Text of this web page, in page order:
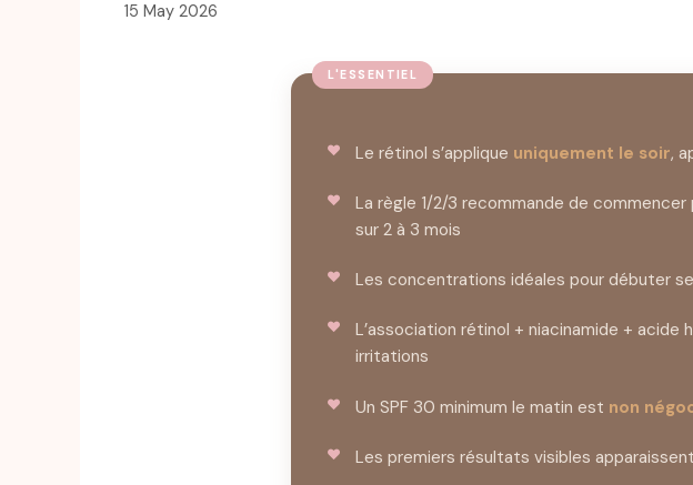
15 May 2026
Le rétinol s’applique uniquement le soir,
La règle 1/2/3 recommande de commencer
sur 2 à 3 mois
Les concentrations idéales pour débuter
L’association rétinol + niacinamide + acide
irritations
Un SPF 30 minimum le matin est non
Les premiers résultats visibles